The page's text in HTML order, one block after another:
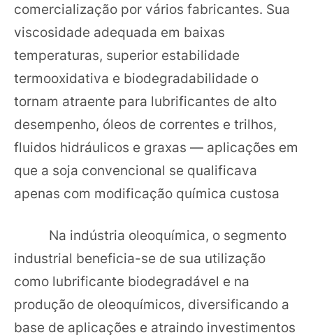
comercialização por vários fabricantes. Sua
viscosidade adequada em baixas
temperaturas, superior estabilidade
termooxidativa e biodegradabilidade o
tornam atraente para lubrificantes de alto
desempenho, óleos de correntes e trilhos,
fluidos hidráulicos e graxas — aplicações em
que a soja convencional se qualificava
apenas com modificação química custosa
Na indústria oleoquímica, o segmento
industrial beneficia-se de sua utilização
como lubrificante biodegradável e na
produção de oleoquímicos, diversificando a
base de aplicações e atraindo investimentos